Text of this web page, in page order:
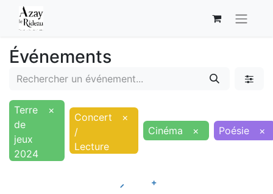
Événements
Terre
de
jeux
2024
×
Concert
/
Lecture
×
Cinéma
× Poésie ×